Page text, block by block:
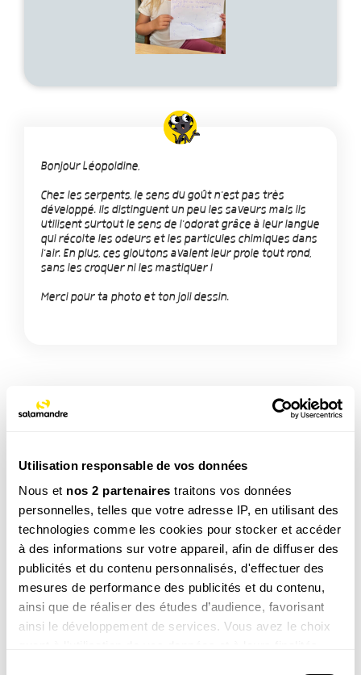
Utilisation responsable de vos données
Nous et nos 2 partenaires traitons vos données
personnelles, telles que votre adresse IP, en utilisant des
technologies comme les cookies pour stocker et accéder
à des informations sur votre appareil, afin de diffuser des
publicités et du contenu personnalisés, d'effectuer des
mesures de performance des publicités et du contenu,
ainsi que de réaliser des études d’audience, favorisant
ainsi le développement de services. Vous avez le choix
Bonjour Léopoldine,
Chez les serpents, le sens du goût n'est pas très
développé. Ils distinguent un peu les saveurs mais ils
utilisent surtout le sens de l'odorat grâce à leur langue
qui récolte les odeurs et les particules chimiques dans
l'air. En plus, ces gloutons avalent leur proie tout rond,
sans les croquer ni les mastiquer !
Merci pour ta photo et ton joli dessin.
NOS 3 REVUES
REVUE SALAMANDRE
Plongez au coeur d'une nature insolite près de chez
vous
Découvrir la revue